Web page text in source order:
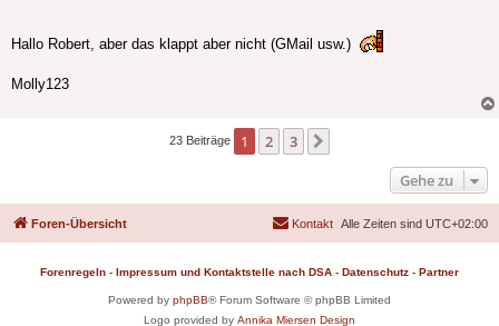
Hallo Robert, aber das klappt aber nicht (GMail usw.)
Molly123
23 Beiträge 1 2 3
Gehe zu
Foren-Übersicht Alle Zeiten sind UTC+02:00
Kontakt
Forenregeln - Impressum und Kontaktstelle nach DSA - Datenschutz - Partner
Powered by phpBB® Forum Software © phpBB Limited
Logo provided by Annika Miersen Design